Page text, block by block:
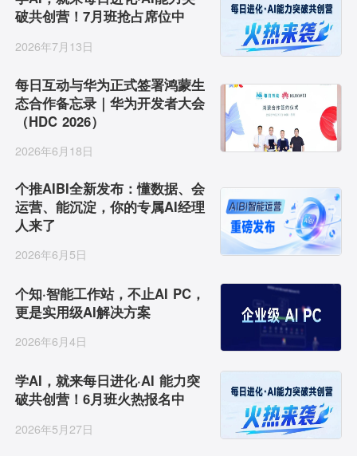
视觉智能
消息中心
破共创营！7月班抢占席位中
2026年7月13日
每日互动与华为正式签署鸿蒙生
态合作备忘录｜华为开发者大会
（HDC 2026）
2026年6月18日
个推AIBI全新发布：懂数据、会
运营、能沉淀，你的专属AI经理
人来了
2026年6月5日
个知·智能工作站，不止AI PC，
更是实用级AI解决方案
2026年6月4日
学AI，就来每日进化·AI 能力突
破共创营！6月班火热报名中
2026年5月27日